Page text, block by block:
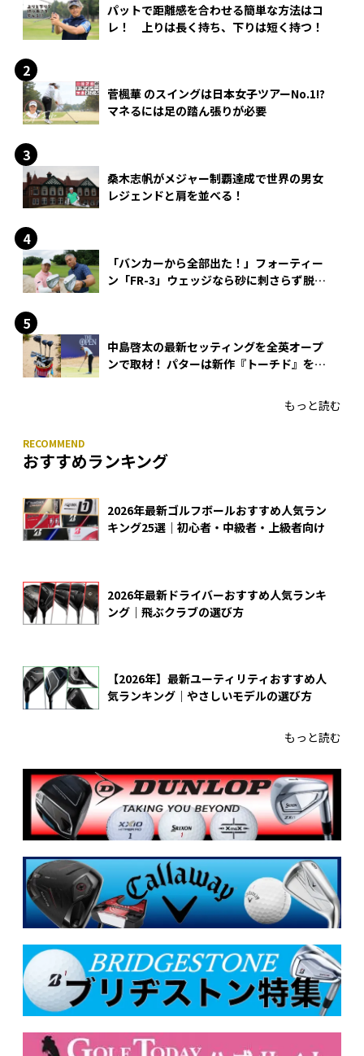
パットで距離感を合わせる簡単な方法はコ
レ！ 上りは長く持ち、下りは短く持つ！
菅楓華 のスイングは日本女子ツアーNo.1!?
マネるには足の踏ん張りが必要
桑木志帆がメジャー制覇達成で世界の男女
レジェンドと肩を並べる！
「バンカーから全部出た！」フォーティー
ン「FR-3」ウェッジなら砂に刺さらず脱出
中島啓太の最新セッティングを全英オープ
ンで取材！ パターは新作『トーチド』を投
もっと読む
おすすめランキング
2026年最新ゴルフボールおすすめ人気ラン
キング25選｜初心者・中級者・上級者向け
2026年最新ドライバーおすすめ人気ランキ
ング｜飛ぶクラブの選び方
【2026年】最新ユーティリティおすすめ人
気ランキング｜やさしいモデルの選び方
もっと読む